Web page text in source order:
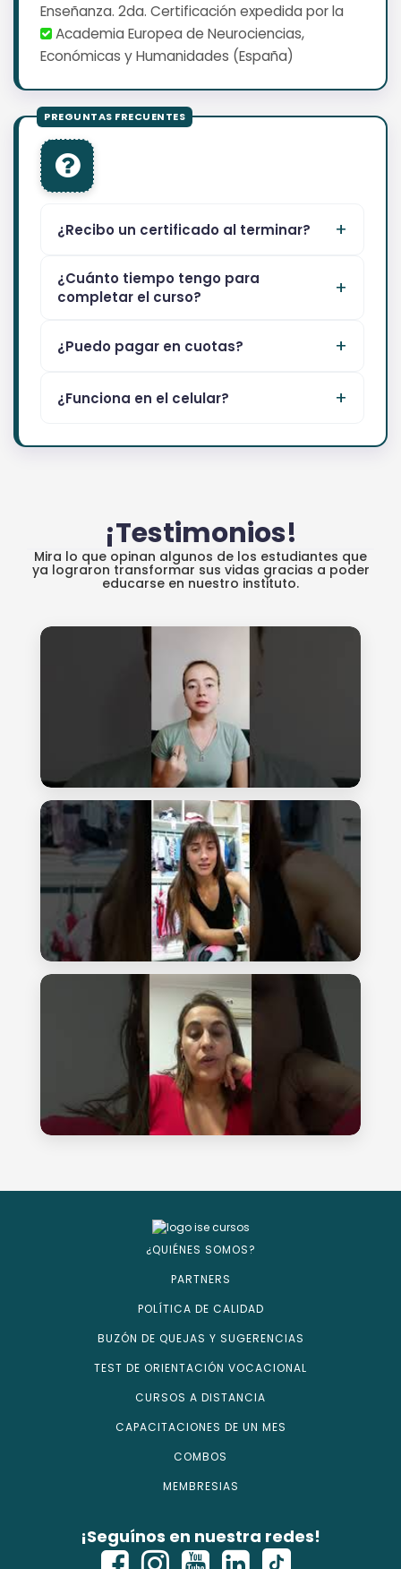
Enseñanza. 2da. Certificación expedida por la
Academia Europea de Neurociencias,
Económicas y Humanidades (España)
¿Recibo un certificado al terminar?
¿Cuánto tiempo tengo para
completar el curso?
¿Puedo pagar en cuotas?
¿Funciona en el celular?
¡Testimonios!
Mira lo que opinan algunos de los estudiantes que
ya lograron transformar sus vidas gracias a poder
educarse en nuestro instituto.
¿QUIÉNES SOMOS?
PARTNERS
POLÍTICA DE CALIDAD
BUZÓN DE QUEJAS Y SUGERENCIAS
TEST DE ORIENTACIÓN VOCACIONAL
CURSOS A DISTANCIA
CAPACITACIONES DE UN MES
COMBOS
MEMBRESIAS
¡Seguínos en nuestra redes!